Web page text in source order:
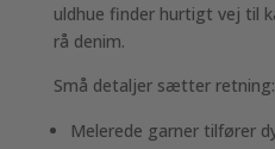
uldhue finder hurtigt vej til
rå denim.
Små detaljer sætter retning:
Melerede garner tilfører